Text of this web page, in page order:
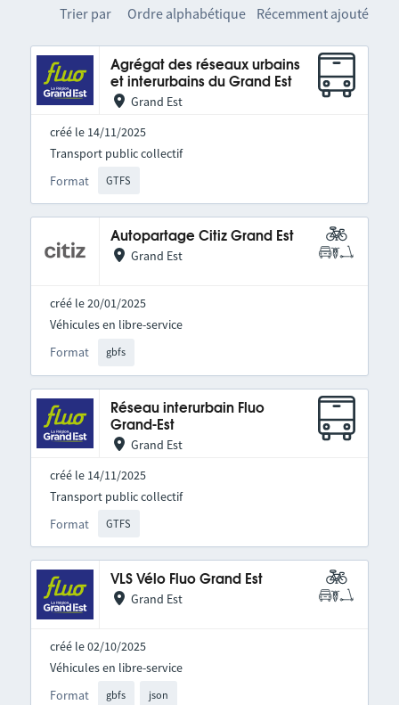
Trier par Ordre alphabétique Récemment ajouté
Agrégat des réseaux urbains
et interurbains du Grand Est
Grand Est
créé le 14/11/2025
Format GTFS
Transport public collectif
Autopartage Citiz Grand Est
Grand Est
créé le 20/01/2025
Format gbfs
Véhicules en libre-service
Réseau interurbain Fluo
Grand-Est
Grand Est
créé le 14/11/2025
Format GTFS
Transport public collectif
VLS Vélo Fluo Grand Est
Grand Est
créé le 02/10/2025
Format gbfs json
Véhicules en libre-service